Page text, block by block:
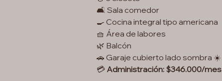
🛋️ Sala comedor
🍳 Cocina integral tipo americana
🧺 Área de labores
🌿 Balcón
🚗 Garaje cubierto lado sombra ☀️
💳 Administración: $346.000/mes